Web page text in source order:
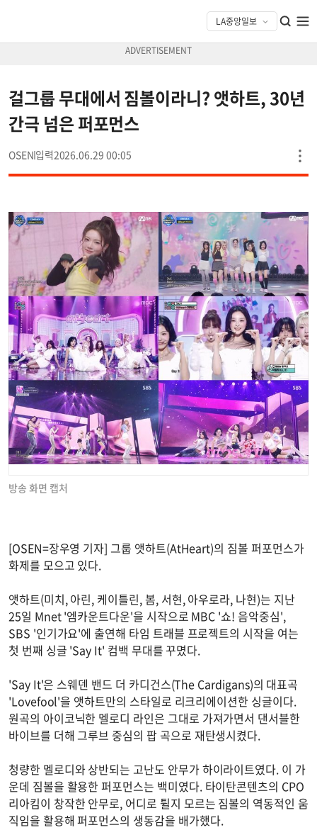
걸그룹 무대에서 짐볼이라니? 앳하트, 30년
간극 넘은 퍼포먼스
OSEN 2026.06.29 00:05
방송 화면 캡처
[OSEN=장우영 기자] 그룹 앳하트(AtHeart)의 짐볼 퍼포먼스가
화제를 모으고 있다.
앳하트(미치, 아린, 케이틀린, 봄, 서현, 아우로라, 나현)는 지난
25일 Mnet '엠카운트다운'을 시작으로 MBC '쇼! 음악중심',
SBS '인기가요'에 출연해 타임 트래블 프로젝트의 시작을 여는
첫 번째 싱글 'Say It' 컴백 무대를 꾸몄다.
'Say It'은 스웨덴 밴드 더 카디건스(The Cardigans)의 대표곡
'Lovefool'을 앳하트만의 스타일로 리크리에이션한 싱글이다.
원곡의 아이코닉한 멜로디 라인은 그대로 가져가면서 댄서블한
바이브를 더해 그루브 중심의 팝 곡으로 재탄생시켰다.
청량한 멜로디와 상반되는 고난도 안무가 하이라이트였다. 이 가
운데 짐볼을 활용한 퍼포먼스는 백미였다. 타이탄콘텐츠의 CPO
리아킴이 창작한 안무로, 어디로 튈지 모르는 짐볼의 역동적인 움
직임을 활용해 퍼포먼스의 생동감을 배가했다.